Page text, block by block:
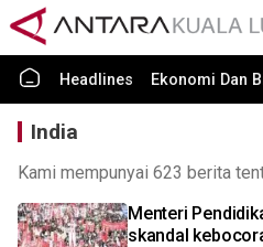
Headlines Ekonomi Dan
India
Kami mempunyai 623 berita
Menteri
skandal